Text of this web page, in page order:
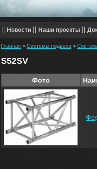
Новости Наши проекты
Главная > Системы подвеса >
S52SV
Фото